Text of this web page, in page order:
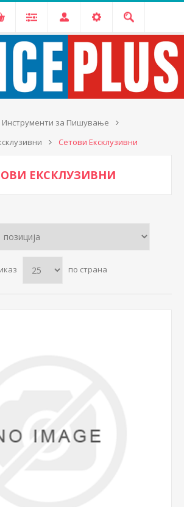
Инструменти за Пишување
Сетови Ексклузивни
ЕКСКЛУЗИВНИ
по страна